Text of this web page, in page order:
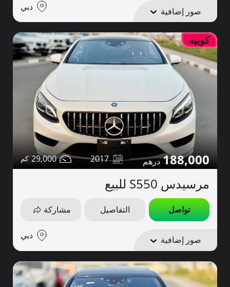
صور إضافية دبي
كوبيه
188,000
2017
29,000
مرسيدس S550 للبيع
تواصل التفاصيل مشاركة
صور إضافية دبي